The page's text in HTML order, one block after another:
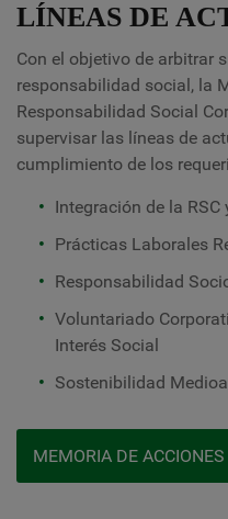
LÍNEAS DE
Con el objetivo de arbitrar
responsabilidad social, la
Responsabilidad Social
supervisar las líneas de
cumplimiento de los
Integración de la
Prácticas Laborales
Responsabilidad
Voluntariado
Interés Social
Sostenibilidad